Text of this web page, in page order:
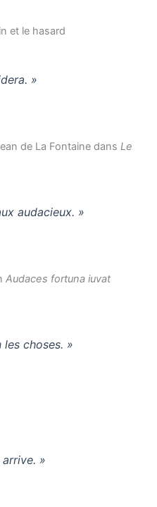
et le hasard
»
de La Fontaine dansLe
audacieux. »
Audaces fortuna iuvat
choses. »
»